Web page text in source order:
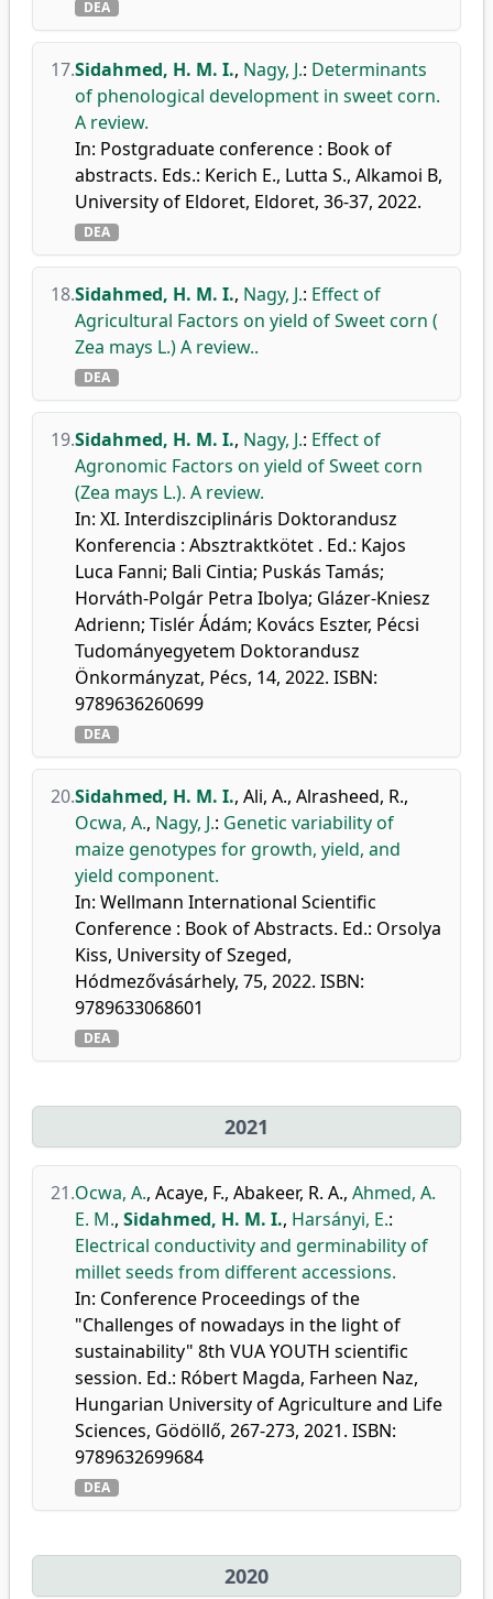
DEA
17.Sidahmed, H. M. I., Nagy, J.: Determinants
of phenological development in sweet corn.
A review.
In: Postgraduate conference : Book of
abstracts. Eds.: Kerich E., Lutta S., Alkamoi B,
University of Eldoret, Eldoret, 36-37, 2022.
DEA
18.Sidahmed, H. M. I., Nagy, J.: Effect of
Agricultural Factors on yield of Sweet corn (
Zea mays L.) A review..
DEA
19.Sidahmed, H. M. I., Nagy, J.: Effect of
Agronomic Factors on yield of Sweet corn
(Zea mays L.). A review.
In: XI. Interdiszciplináris Doktorandusz
Konferencia : Absztraktkötet . Ed.: Kajos
Luca Fanni; Bali Cintia; Puskás Tamás;
Horváth-Polgár Petra Ibolya; Glázer-Kniesz
Adrienn; Tislér Ádám; Kovács Eszter, Pécsi
Tudományegyetem Doktorandusz
Önkormányzat, Pécs, 14, 2022. ISBN:
9789636260699
DEA
20.Sidahmed, H. M. I., Ali, A., Alrasheed, R.,
Ocwa, A., Nagy, J.: Genetic variability of
maize genotypes for growth, yield, and
yield component.
In: Wellmann International Scientific
Conference : Book of Abstracts. Ed.: Orsolya
Kiss, University of Szeged,
Hódmezővásárhely, 75, 2022. ISBN:
9789633068601
DEA
2021
21.Ocwa, A., Acaye, F., Abakeer, R. A., Ahmed, A.
E. M., Sidahmed, H. M. I., Harsányi, E.:
Electrical conductivity and germinability of
millet seeds from different accessions.
In: Conference Proceedings of the
"Challenges of nowadays in the light of
sustainability" 8th VUA YOUTH scientific
session. Ed.: Róbert Magda, Farheen Naz,
Hungarian University of Agriculture and Life
Sciences, Gödöllő, 267-273, 2021. ISBN:
9789632699684
DEA
2020